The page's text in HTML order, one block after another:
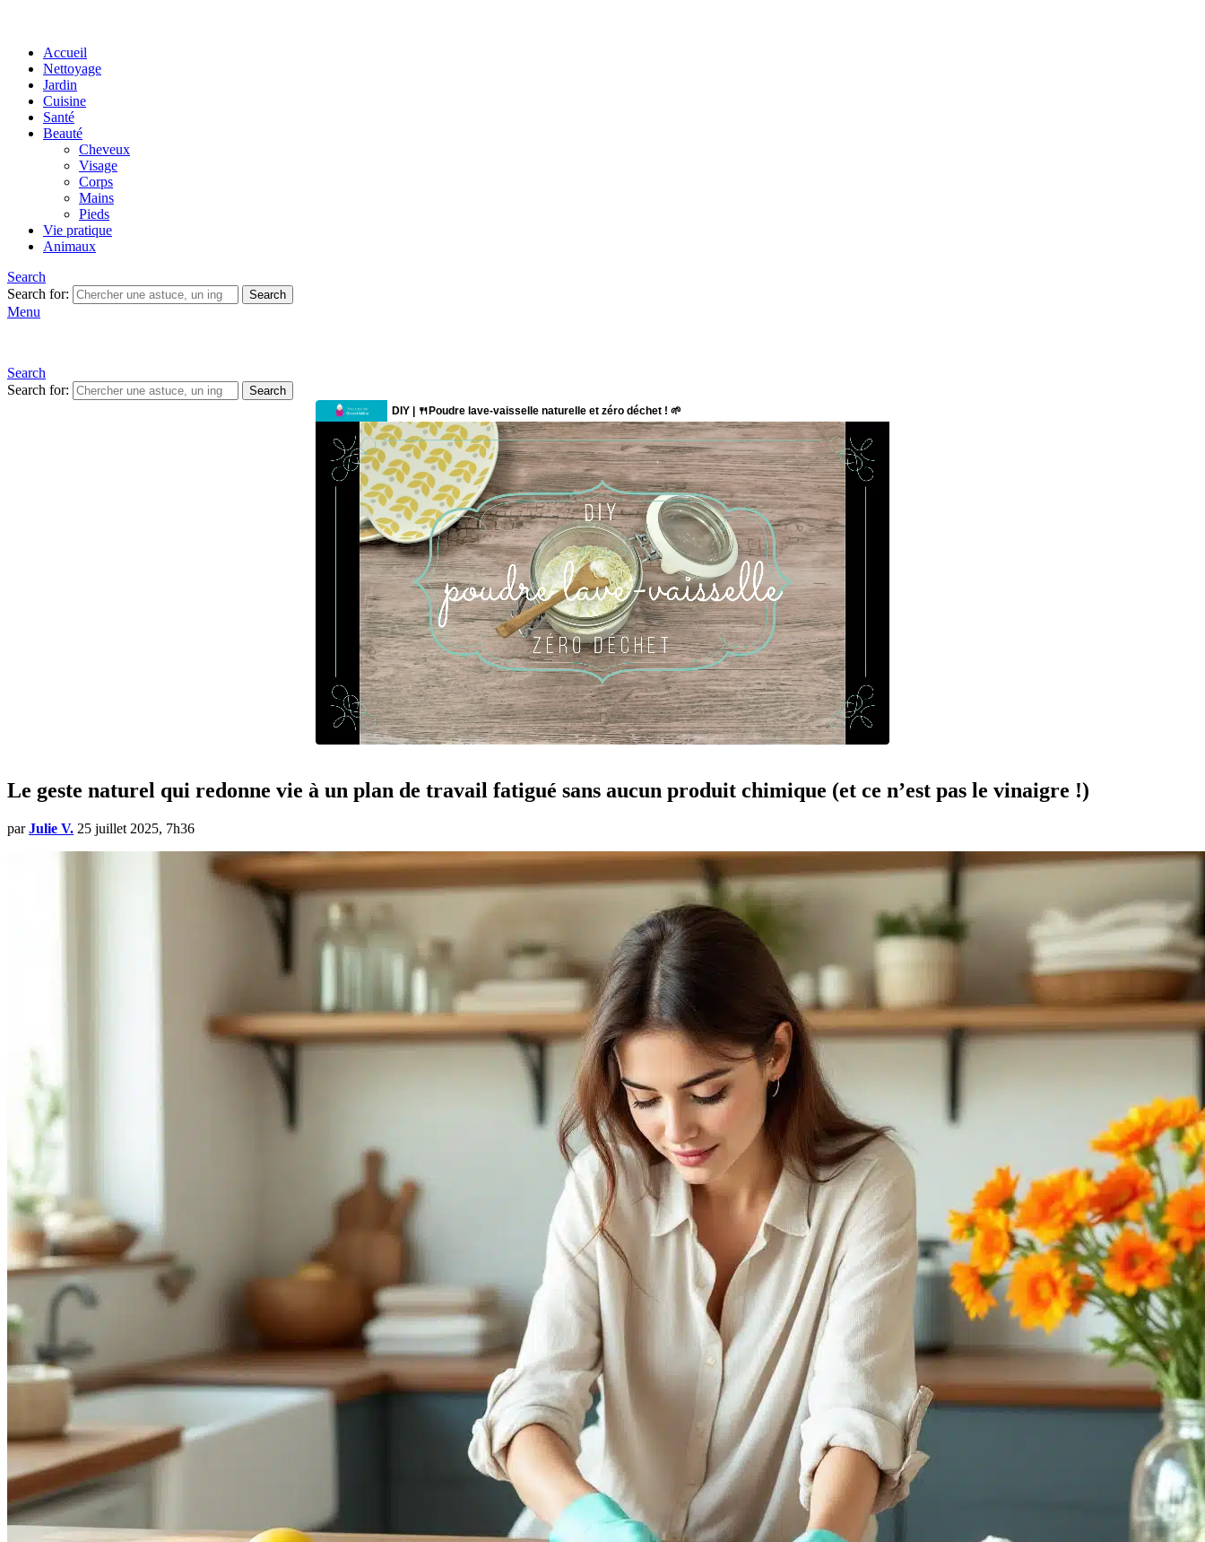
Accueil
Nettoyage
Jardin
Cuisine
Santé
Beauté
Cheveux
Visage
Corps
Mains
Pieds
Vie pratique
Animaux
Search
Search for:
Search
Menu
Search
Search for:
Search
Le geste naturel qui redonne vie à un plan de travail fatigué sans aucun produit chimique (et ce n’est pas le vinaigre !)
par Julie V. 25 juillet 2025, 7h36